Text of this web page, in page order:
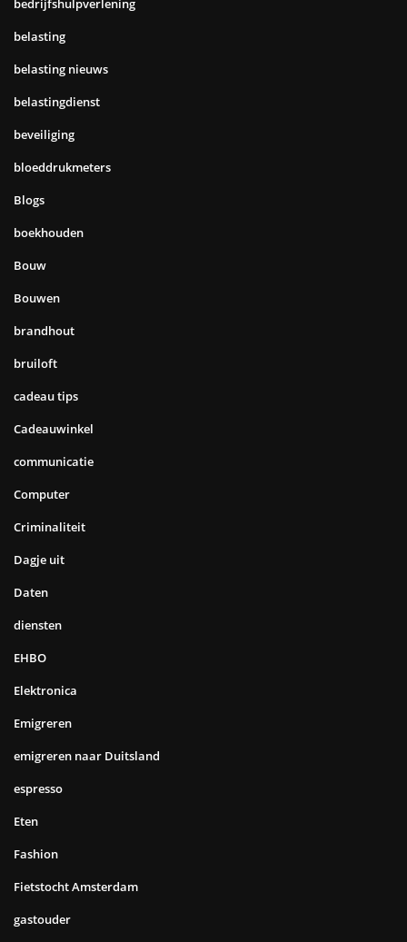
bedrijfshulpverlening
belasting
belasting nieuws
belastingdienst
beveiliging
bloeddrukmeters
Blogs
boekhouden
Bouw
Bouwen
brandhout
bruiloft
cadeau tips
Cadeauwinkel
communicatie
Computer
Criminaliteit
Dagje uit
Daten
diensten
EHBO
Elektronica
Emigreren
emigreren naar Duitsland
espresso
Eten
Fashion
Fietstocht Amsterdam
gastouder